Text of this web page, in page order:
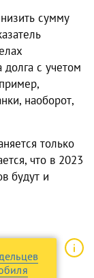
сумму
с учетом
наоборот,
только
что в 2023
будут и